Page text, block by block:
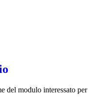
del modulo interessato per